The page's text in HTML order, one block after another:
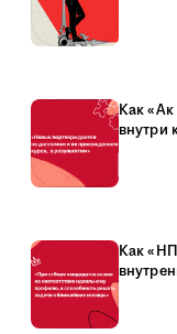
Как
внутри
Как